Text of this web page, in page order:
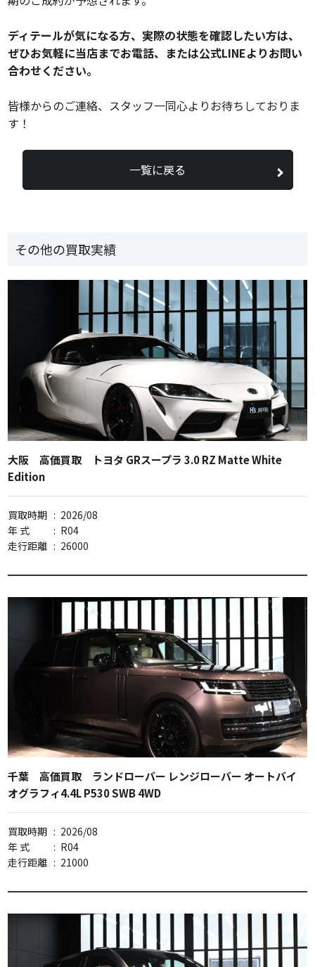
その他の買取実績
大阪 高価買取 トヨタ GRスープラ 3.0 RZ Matte White
Edition
買取時期 : 2026/08
年 式
: R04
走行距離 : 26000
千葉 高価買取 ランドローバー レンジローバー オートバイ
オグラフィ4.4L P530 SWB 4WD
買取時期 : 2026/08
年 式
: R04
走行距離 : 21000
ディテールが気になる方、実際の状態を確認したい方は、
ぜひお気軽に当店までお電話、または公式LINEよりお問い
合わせください。
皆様からのご連絡、スタッフ一同心よりお待ちしておりま
す！
一覧に戻る